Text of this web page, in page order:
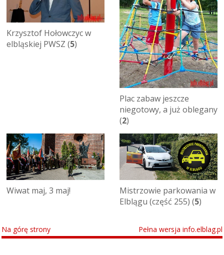
Krzysztof Hołowczyc w
elbląskiej PWSZ (5)
Plac zabaw jeszcze
niegotowy, a już oblegany
(2)
Wiwat maj, 3 maj!
Mistrzowie parkowania w
Elblągu (część 255) (5)
Na górę strony Pełna wersja info.elblag.pl